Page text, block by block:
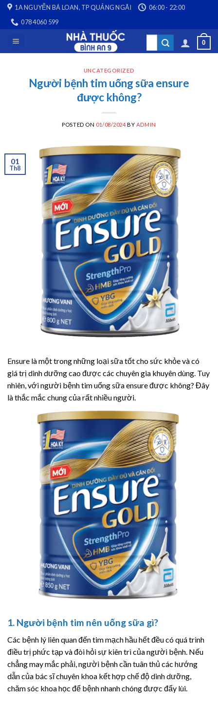
Skip
content
1A NGUYỄN BÁ LOAN, TP QUẢNG NGÃI
06:00 - 22:00
078 4060 599
Search
0
UNCATEGORIZED
Người bệnh tim uống sữa ensure
được không?
POSTED ON 01/08/2024 BY ADMIN
01
Th8
Ensure là một trong những loại sữa tốt cho sức khỏe và có
giá trị dinh dưỡng cao được các chuyên gia khuyên dùng. Tuy
nhiên, với người bệnh tim uống sữa ensure được không? Đây
là thắc mắc chung của rất nhiều người.
1. Người bệnh tim nên uống sữa gì?
Các bệnh lý liên quan đến tim mạch hầu hết đều có quá trình
điều trị phức tạp và đòi hỏi sự kiên trì của người bệnh. Nếu
chẳng may mắc phải, người bệnh cần tuân thủ các hướng
dẫn của bác sĩ chuyên khoa kết hợp chế độ dinh dưỡng,
chăm sóc khoa học để bệnh nhanh chóng được đẩy lùi.